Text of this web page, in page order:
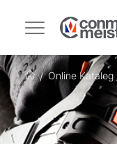
Navigation
umschalten
StartseiteOnline Katalog